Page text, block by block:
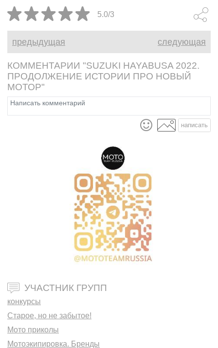
давший имя самому быстрому
крупносерийному мотоциклу.
5.0/3
предыдущая следующая
КОММЕНТАРИИ "SUZUKI HAYABUSA 2022.
ПРОДОЛЖЕНИЕ ИСТОРИИ ПРО НОВЫЙ
МОТОР"
написать
УЧАСТНИК ГРУПП
конкурсы
Старое, но не забытое!
Мото приколы
Мотоэкипировка. Бренды